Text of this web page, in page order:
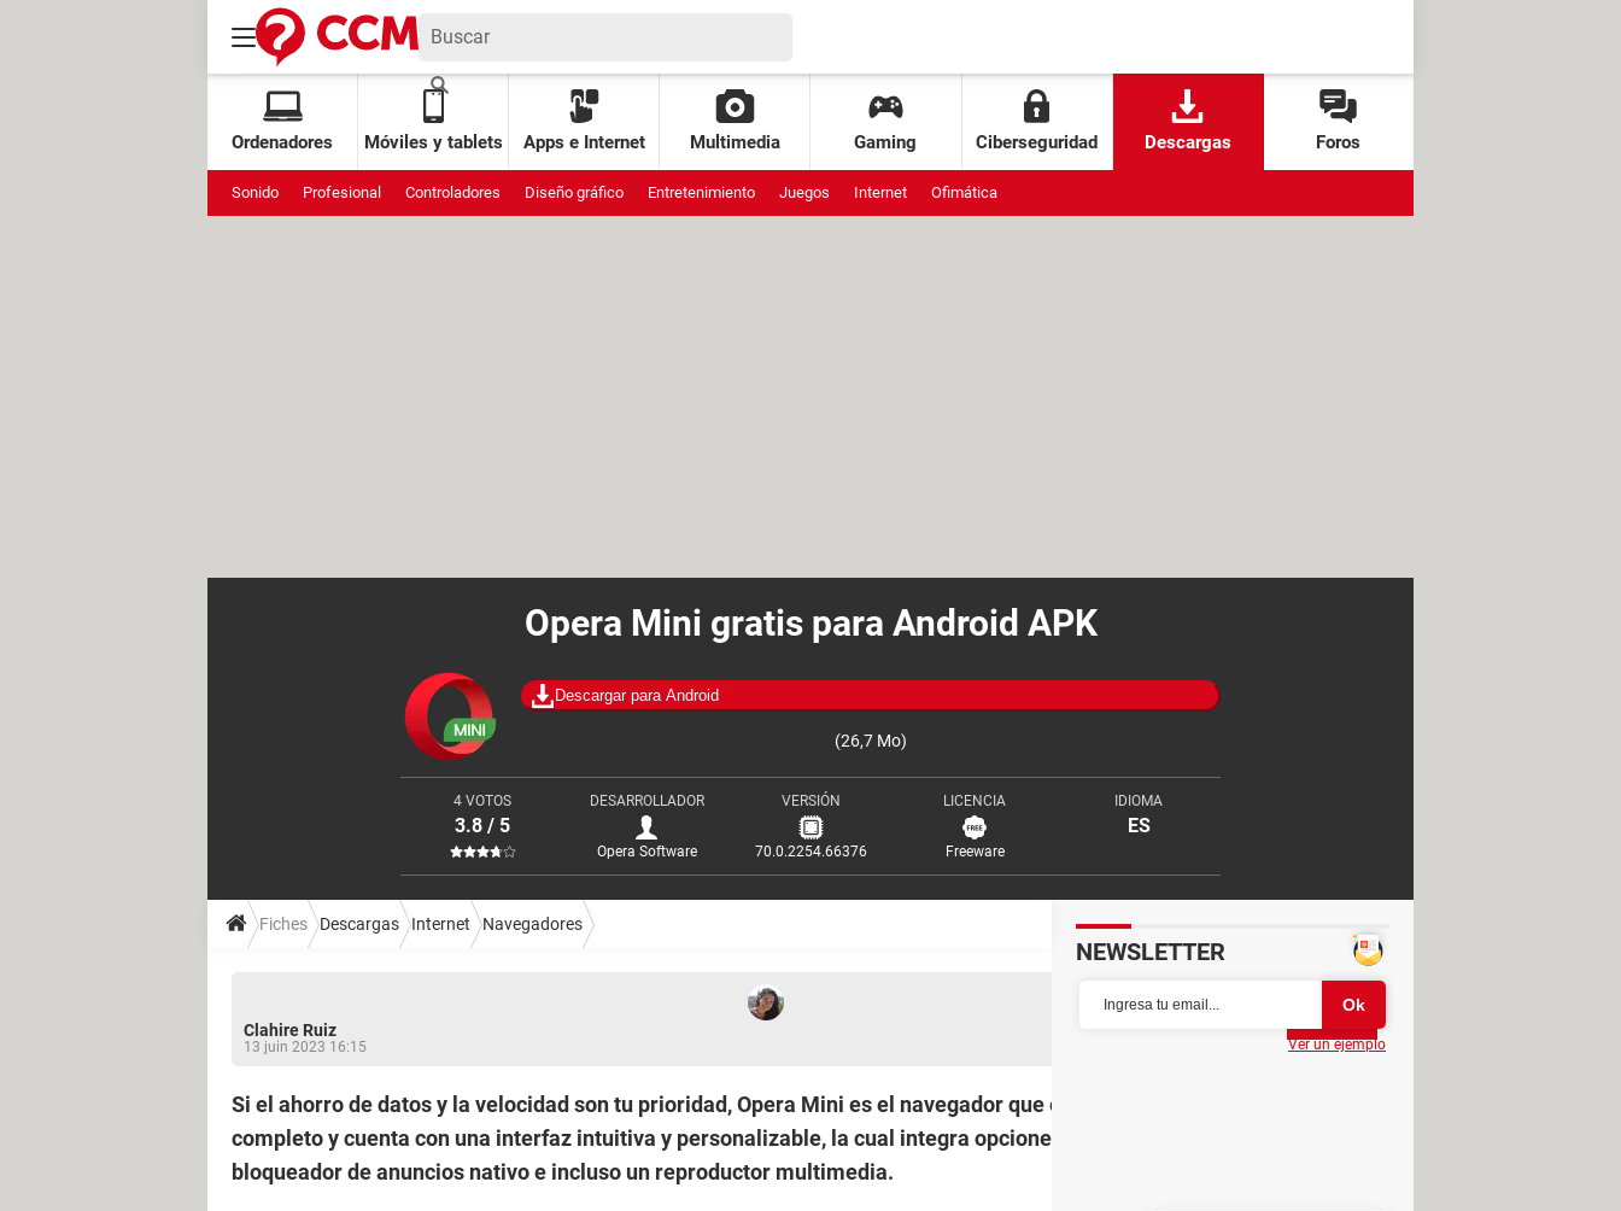
Ordenadores Móviles y tablets Apps e Internet Multimedia Gaming Ciberseguridad Descargas Foros
Sonido Profesional Controladores Diseño gráfico Entretenimiento Juegos Internet Ofimática
Opera Mini gratis para Android APK
Descargar para Android
(26,7 Mo)
4 VOTOS
3.8 / 5
DESARROLLADOR
Opera Software
VERSIÓN
70.0.2254.66376
LICENCIA
Freeware
IDIOMA
ES
Fiches Descargas Internet Navegadores
Clahire Ruiz
13 juin 2023 16:15
Partager
Si el ahorro de datos y la velocidad son tu prioridad, Opera Mini es el navegador que estás buscando. Es ligero, muy
completo y cuenta con una interfaz intuitiva y personalizable, la cual integra opciones para proteger tu privacidad, un
bloqueador de anuncios nativo e incluso un reproductor multimedia.
NEWSLETTER
Ver un ejemplo